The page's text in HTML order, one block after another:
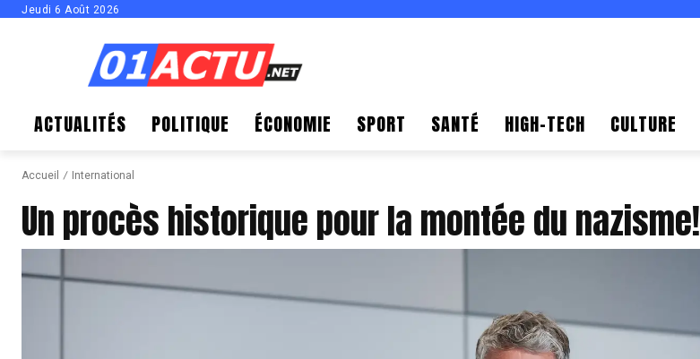
Jeudi 6 Août 2026
ACTUALITÉS POLITIQUE ÉCONOMIE SPORT SANTÉ HIGH-TECH CULTURE
Accueil International
Un procès historique pour la montée du nazisme!